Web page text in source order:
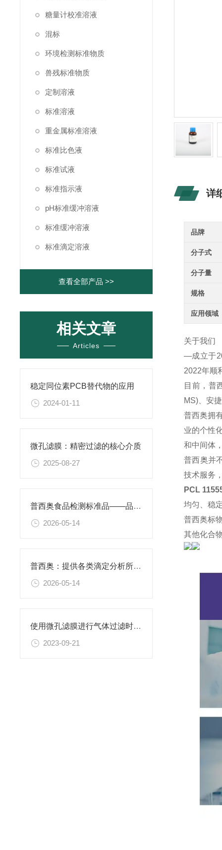
糖量计校准溶液
混标
环境检测标准物质
兽残标准物质
定制溶液
标准溶液
重金属标准溶液
标准比色液
标准试液
标准指示液
pH标准缓冲溶液
标准缓冲溶液
标准滴定溶液
查看全部产品 >>
相关文章
Articles
稳定同位素PCB替代物的应用
2024-01-11
微孔滤膜：精密过滤的核心介质​
2025-08-27
普西奥食品检测标准品——品类丰富，支持定制
2026-05-14
普西奥：提供各类滴定分析所需的全系列滴定液
2026-05-14
使用微孔滤膜进行气体过滤时，有哪些注意事项和常见问题需要关注？
2023-09-21
详
品牌
分子式
分子量
规格
应用领域
关于我们
—成立于
2022年顺
目前，普
MS)、安
普西奥拥
业的个性
和中间体
普西奥并
技术服务
PCL
均匀、稳
普西奥标
其他化合